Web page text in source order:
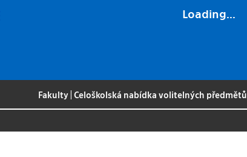
Loading...
Fakulty |Celoškolská nabídka volitelných předmětů